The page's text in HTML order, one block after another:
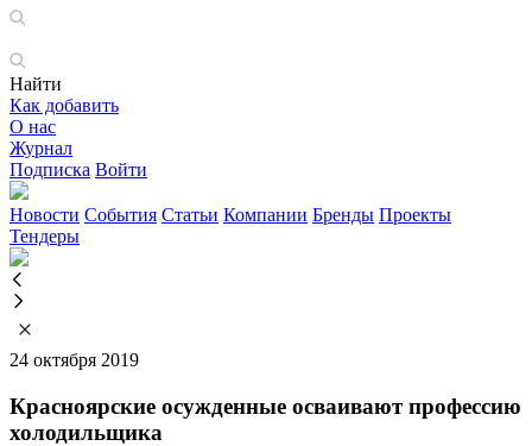
Найти
Как добавить
О нас
Журнал
Подписка Войти
Новости События Статьи Компании Бренды Проекты
Тендеры
24 октября 2019
Красноярские осужденные осваивают профессию
холодильщика